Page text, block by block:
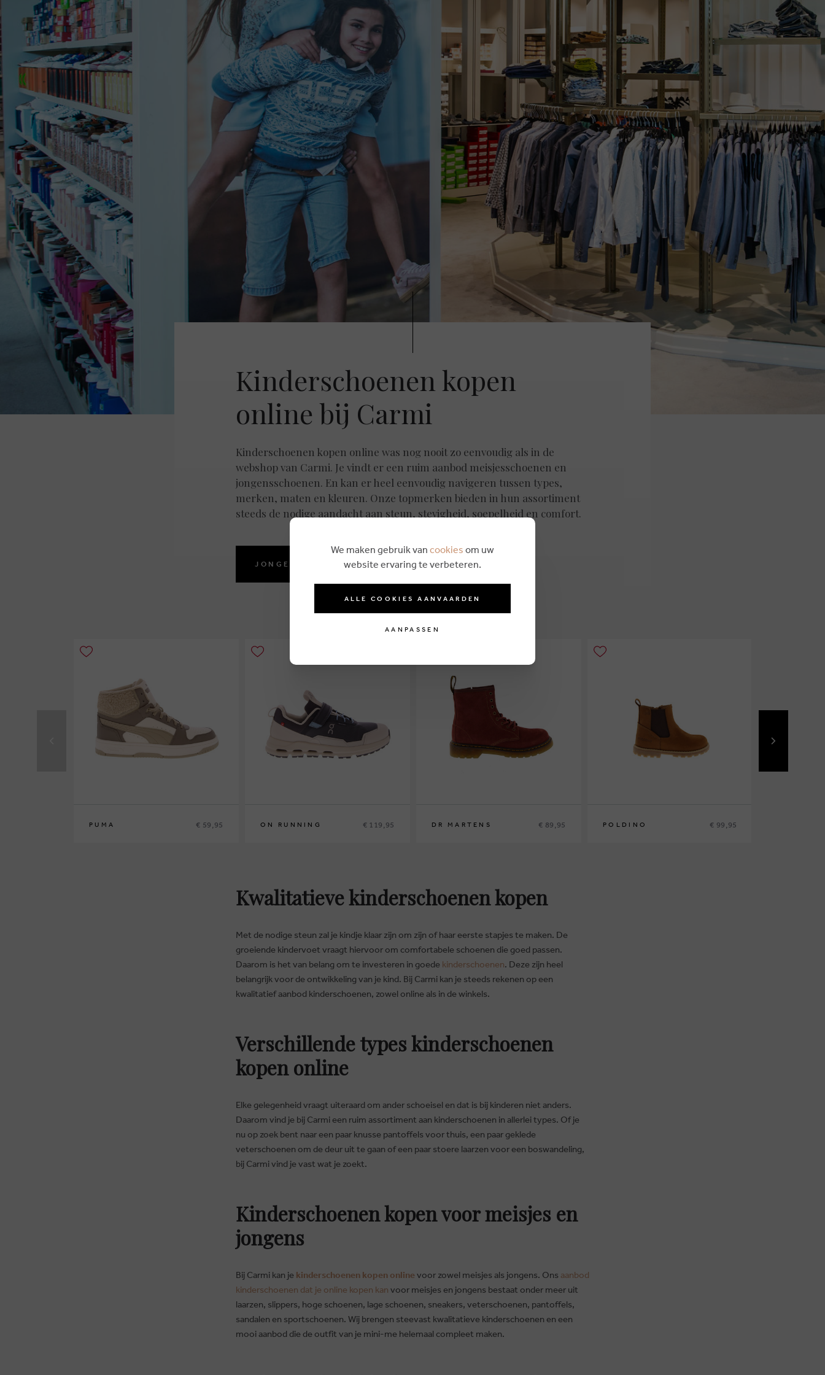
Kinderschoenen kopen
online bij Carmi
Kinderschoenen kopen online was nog nooit zo eenvoudig als in de
webshop van Carmi. Je vindt er een ruim aanbod meisjesschoenen en
jongensschoenen. En kan er heel eenvoudig navigeren tussen types,
merken, maten en kleuren. Onze topmerken bieden in hun assortiment
steeds de nodige aandacht aan steun, stevigheid, soepelheid en comfort.
JONGENSSCHOENEN KOPEN ONLINE BIJ CARMI
PUMA € 59,95 ON RUNNING € 119,95 DR MARTENS € 89,95 POLDINO € 99,95
Kwalitatieve kinderschoenen kopen
Met de nodige steun zal je kindje klaar zijn om zijn of haar eerste stapjes te maken. De
groeiende kindervoet vraagt hiervoor om comfortabele schoenen die goed passen.
Daarom is het van belang om te investeren in goede kinderschoenen. Deze zijn heel
belangrijk voor de ontwikkeling van je kind. Bij Carmi kan je steeds rekenen op een
kwalitatief aanbod kinderschoenen, zowel online als in de winkels.
Verschillende types kinderschoenen
kopen online
Elke gelegenheid vraagt uiteraard om ander schoeisel en dat is bij kinderen niet anders.
Daarom vind je bij Carmi een ruim assortiment aan kinderschoenen in allerlei types. Of je
nu op zoek bent naar een paar knusse pantoffels voor thuis, een paar geklede
veterschoenen om de deur uit te gaan of een paar stoere laarzen voor een boswandeling,
bij Carmi vind je vast wat je zoekt.
Kinderschoenen kopen voor meisjes en
jongens
Bij Carmi kan je kinderschoenen kopen online voor zowel meisjes als jongens. Ons aanbod
kinderschoenen dat je online kopen kan voor meisjes en jongens bestaat onder meer uit
laarzen, slippers, hoge schoenen, lage schoenen, sneakers, veterschoenen, pantoffels,
sandalen en sportschoenen. Wij brengen steevast kwalitatieve kinderschoenen en een
mooi aanbod die de outfit van je mini-me helemaal compleet maken.
BRUSSELSESTEENWEG 129
We maken gebruik van cookies om uw
website ervaring te verbeteren.
ALLE COOKIES AANVAARDEN
AANPASSEN